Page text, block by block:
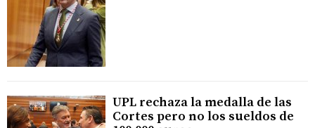
UPL rechaza la medalla de las
Cortes pero no los sueldos de